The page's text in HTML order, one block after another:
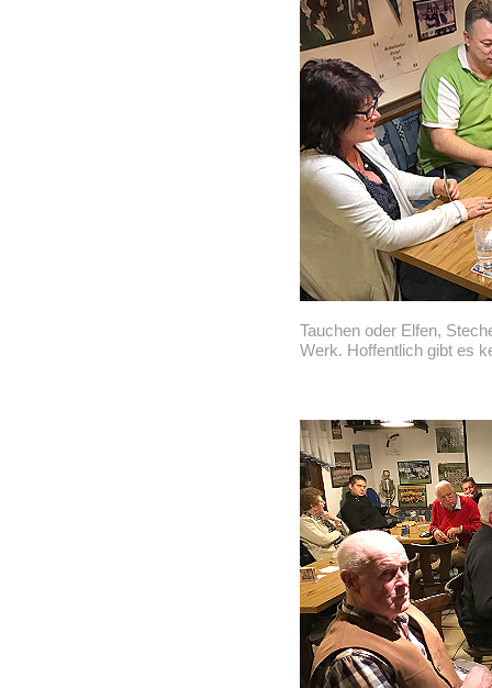
Tauchen oder Elfen,
Werk. Hoffentlich gibt es